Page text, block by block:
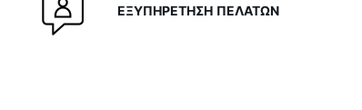
ΕΞΥΠΗΡΕΤΗΣΗ ΠΕΛΑΤΩΝ